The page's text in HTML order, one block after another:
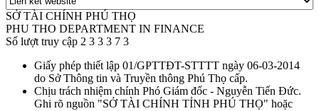
SỞ TÀI CHÍNH PHÚ THỌ
PHU THO DEPARTMENT IN FINANCE
Số lượt truy cập 2 3 3 3 7 3
Giấy phép thiết lập 01/GPTTĐT-STTTT ngày 06-03-2014
do Sở Thông tin và Truyền thông Phú Thọ cấp.
Chịu trách nhiệm chính Phó Giám đốc - Nguyễn Tiến Đức.
Ghi rõ nguồn "SỞ TÀI CHÍNH TỈNH PHÚ THỌ" hoặc